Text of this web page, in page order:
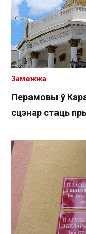
Перамовы ў
сцэнар стаць
Замежжа